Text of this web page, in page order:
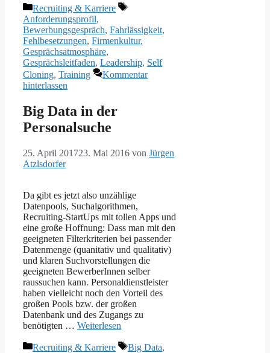
Kategorien
Recruiting & Karriere
Schlagwörter
Anforderungsprofil,
Bewerbungsgespräch, Fahrlässigkeit,
Fehlbesetzungen, Firmenkultur,
Gesprächsatmosphäre,
Gesprächsleitfaden, Leadership, Self
Cloning, Training
Kommentar
hinterlassen
Big Data in der
Personalsuche
25. April 201723. Mai 2016 von Jürgen
Atzlsdorfer
Da gibt es jetzt also unzählige
Datenpools, Suchalgorithmen,
Recruiting-StartUps mit tollen Apps und
eine große Hoffnung: Dass man mit den
geeigneten Filterkriterien bei passender
Datenmenge (quanitativ und qualitativ)
und klaren Suchvorstellungen die
geeigneten BewerberInnen selber
raussuchen kann. Personaldienstleister
haben vielleicht noch den Vorteil des
großen Pools bzw. der großen
Datenbank und des Zugangs zu
benötigten … Weiterlesen
Kategorien
Recruiting & Karriere Schlagwörter
Big Data,